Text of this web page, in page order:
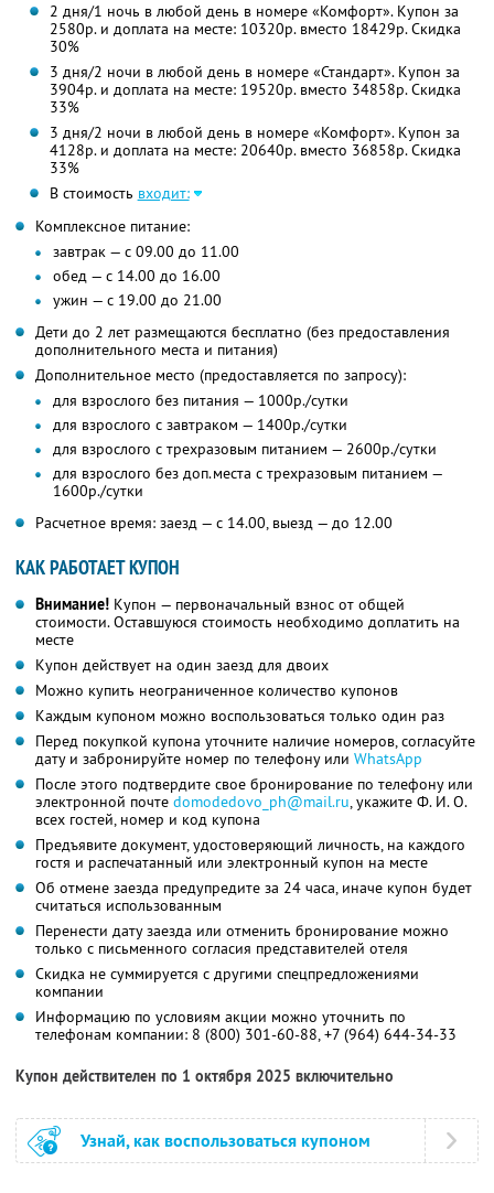
2 дня/1 ночь в любой день в номере «Комфорт». Купон за
2580р. и доплата на месте: 10320р. вместо 18429р. Скидка
30%
3 дня/2 ночи в любой день в номере «Стандарт». Купон за
3904р. и доплата на месте: 19520р. вместо 34858р. Скидка
33%
3 дня/2 ночи в любой день в номере «Комфорт». Купон за
4128р. и доплата на месте: 20640р. вместо 36858р. Скидка
33%
В стоимость входит:
Комплексное питание:
завтрак — с 09.00 до 11.00
обед — с 14.00 до 16.00
ужин — с 19.00 до 21.00
Дети до 2 лет размещаются бесплатно (без предоставления
дополнительного места и питания)
Дополнительное место (предоставляется по запросу):
для взрослого без питания — 1000р./сутки
для взрослого с завтраком — 1400р./сутки
для взрослого с трехразовым питанием — 2600р./сутки
для взрослого без доп.места с трехразовым питанием —
1600р./сутки
Расчетное время: заезд — с 14.00, выезд — до 12.00
КАК РАБОТАЕТ КУПОН
Внимание! Купон — первоначальный взнос от общей
стоимости. Оставшуюся стоимость необходимо доплатить на
месте
Купон действует на один заезд для двоих
Можно купить неограниченное количество купонов
Каждым купоном можно воспользоваться только один раз
Перед покупкой купона уточните наличие номеров, согласуйте
дату и забронируйте номер по телефону или WhatsApp
После этого подтвердите свое бронирование по телефону или
электронной почте domodedovo_ph@mail.ru,укажите Ф. И. О.
всех гостей, номер и код купона
Предъявите документ, удостоверяющий личность, на каждого
гостя и распечатанный или электронный купон на месте
Об отмене заезда предупредите за 24 часа, иначе купон будет
считаться использованным
Перенести дату заезда или отменить бронирование можно
только с письменного согласия представителей отеля
Скидка не суммируется с другими спецпредложениями
компании
Информацию по условиям акции можно уточнить по
телефонам компании: 8 (800) 301-60-88, +7 (964) 644-34-33
Купон действителен по 1 октября 2025 включительно
Узнай, как воспользоваться купоном